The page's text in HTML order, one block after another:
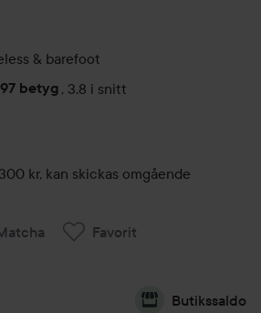
& barefoot
betyg , 3.8 i snitt
kr, kan skickas omgående
Favorit
Butikssaldo